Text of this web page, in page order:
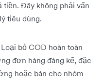
Đây không phải vấn
tiêu dùng.
Loại bỏ COD hoàn toàn
đơn hàng đáng kể, đặc
hoặc bán cho nhóm